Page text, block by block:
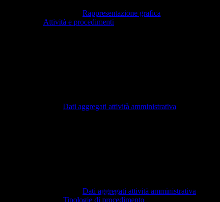
Rappresentazione grafica
Attività e procedimenti
Dati aggregati attività amministrativa
Dati aggregati attività amministrativa
Tipologie di procedimento